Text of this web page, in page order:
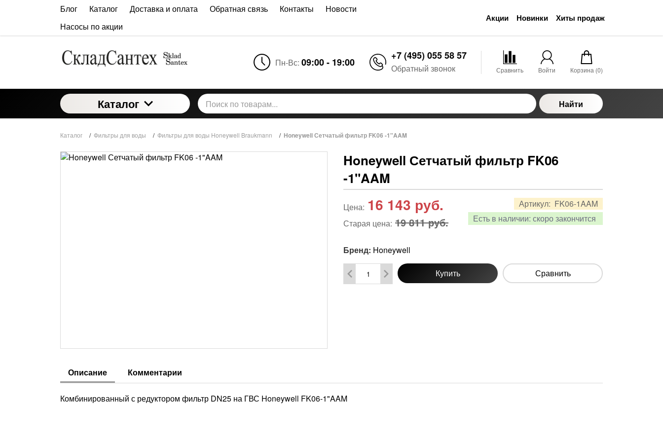
Блог Каталог Доставка и оплата Обратная связь Контакты
Новости
Насосы по акции
Акции Новинки Хиты продаж
Пн-Вс: 09:00 - 19:00
+7 (495) 055 58 57
Обратный звонок Сравнить Войти Корзина (0)
Каталог Найти
Каталог / Фильтры для воды / Фильтры для воды Honeywell Braukmann / Honeywell Сетчатый фильтр FK06 -1"AAM
Honeywell Сетчатый фильтр FK06
-1"AAM
Артикул: FK06-1AAM
Есть в наличии: скоро закончится
Цена: 16 143 руб.
Старая цена: 19 811 руб.
Бренд: Honeywell
Купить Сравнить
Описание Комментарии
Комбинированный с редуктором фильтр DN25 на ГВС Honeywell FK06-1"AAM